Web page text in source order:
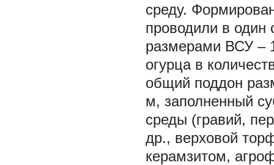
среду.
проводили в один
размерами ВСУ –
огурца в
общий поддон
м, заполненный
среды (гравий,
др., верховой
керамзитом,